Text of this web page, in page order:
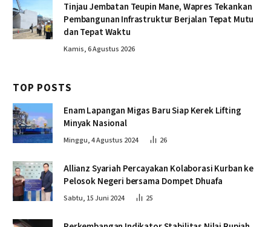
Tinjau Jembatan Teupin Mane, Wapres Tekankan
Pembangunan Infrastruktur Berjalan Tepat Mutu
dan Tepat Waktu
Kamis, 6 Agustus 2026
TOP POSTS
Enam Lapangan Migas Baru Siap Kerek Lifting
Minyak Nasional
Minggu, 4 Agustus 2024 26
Allianz Syariah Percayakan Kolaborasi Kurban ke
Pelosok Negeri bersama Dompet Dhuafa
Sabtu, 15 Juni 2024 25